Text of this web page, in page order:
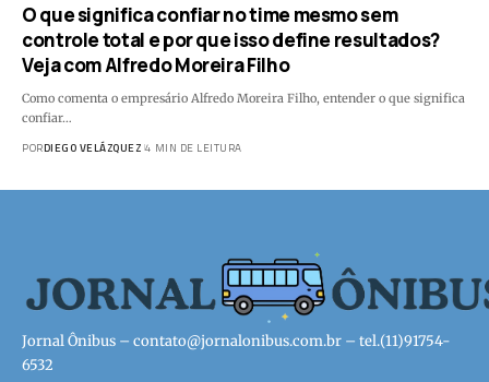
O que significa confiar no time mesmo sem
controle total e por que isso define resultados?
Veja com Alfredo Moreira Filho
Como comenta o empresário Alfredo Moreira Filho, entender o que significa
confiar…
PORDIEGO VELÁZQUEZ 4 MIN DE LEITURA
Jornal Ônibus – contato@jornalonibus.com.br – tel.(11)91754-
6532